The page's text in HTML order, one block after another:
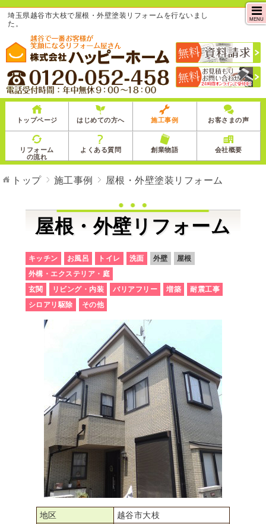
埼玉県越谷市大枝で屋根・外壁塗装リフォームを行ないまし
た。
MENU
トップページ はじめての方へ 施工事例 お客さまの声
リフォーム
の流れ
よくある質問 創業物語 会社概要
トップ 施工事例 屋根・外壁塗装リフォーム
屋根・外壁リフォーム
キッチン お風呂 トイレ 洗面 外壁
屋根
外構・エクステリア・庭
玄関
リビング・内装 バリアフリー 増築
耐震工事
シロアリ駆除
その他
地区
越谷市大枝